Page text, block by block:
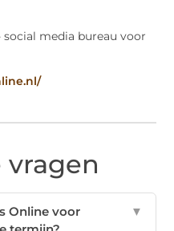
vragen
Online voor
▼